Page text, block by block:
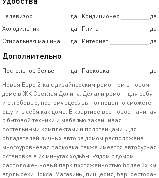
Телевизор да Кондиционер
да
Холодильник
да Плита
да
Стиральная машина
да Интернет да
Дополнительно
Постельное белье да Парковка
да
Новая Евро 2-ка с дизайнерским ремонтом в новом
доме в ЖК Светлая Долина. Делали ремонт для себя
и с любовью, поэтому здесь вы полноценно сможете
ощутить себя как дома. В квартире все новое начиная
с бытовой техники и мебелью заканчивая
постельными комплектами и полотенцами. Для
обладателей личных авто за домом расположена
многоуровневая парковка, также имеется автобусная
остановка в 2х минутах ходьбы. Рядом с домом
расположен новый парк протяженностью более 3х км
вдоль реки Нокса. Магазины, пиццерия, бар, ресторан